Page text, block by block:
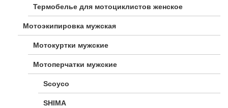
Термобелье для мотоциклистов женское
Мотоэкипировка мужская
Мотокуртки мужские
Мотоперчатки мужские
Scoyco
SHIMA